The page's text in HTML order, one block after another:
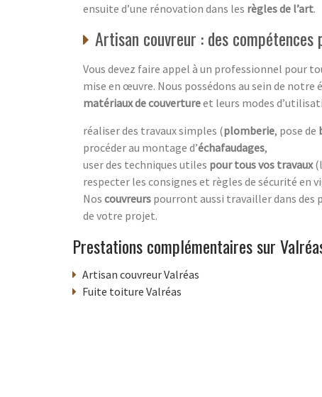
ensuite d’une rénovation dans les règles de l’art.
Artisan couvreur : des
Vous devez faire appel à un professionnel pour
mise en œuvre. Nous possédons au sein de notre
matériaux de couvertureet leurs modes
réaliser des travaux simples (plomberie, pose de
procéder au montage d’échafaudages,
user des techniques utiles pour tous vos travaux
respecter les consignes et règles de sécurité en
Nos couvreurs pourront aussi travailler dans
de votre projet.
Prestations complémentaires sur
Artisan couvreur Valréas
Fuite toiture Valréas